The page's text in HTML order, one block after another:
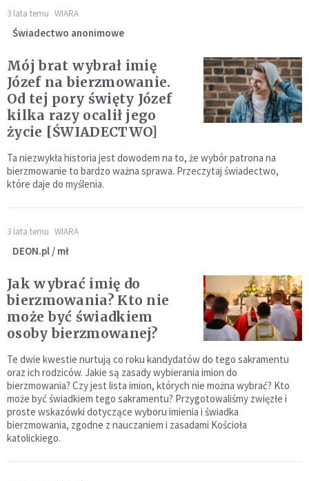
3 lata temu WIARA
Świadectwo anonimowe
Mój brat wybrał imię
Józef na bierzmowanie.
Od tej pory święty Józef
kilka razy ocalił jego
życie [ŚWIADECTWO]
Ta niezwykła historia jest dowodem na to, że wybór patrona na
bierzmowanie to bardzo ważna sprawa. Przeczytaj świadectwo,
które daje do myślenia.
3 lata temu WIARA
DEON.pl / mł
Jak wybrać imię do
bierzmowania? Kto nie
może być świadkiem
osoby bierzmowanej?
Te dwie kwestie nurtują co roku kandydatów do tego sakramentu
oraz ich rodziców. Jakie są zasady wybierania imion do
bierzmowania? Czy jest lista imion, których nie można wybrać? Kto
może być świadkiem tego sakramentu? Przygotowaliśmy zwięzłe i
proste wskazówki dotyczące wyboru imienia i świadka
bierzmowania, zgodne z nauczaniem i zasadami Kościoła
katolickiego.